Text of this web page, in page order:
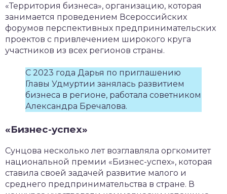
«Территория бизнеса», организацию, которая
занимается проведением Всероссийских
форумов перспективных предпринимательских
проектов с привлечением широкого круга
участников из всех регионов страны.
С 2023 года Дарья по приглашению
Главы Удмуртии занялась развитием
бизнеса в регионе, работала советником
Александра Бречалова.
«Бизнес-успех»
Сунцова несколько лет возглавляла оргкомитет
национальной премии «Бизнес-успех», которая
ставила своей задачей развитие малого и
среднего предпринимательства в стране. В